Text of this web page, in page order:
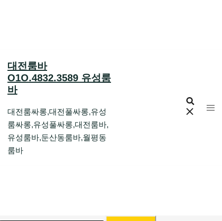
대전룸바
O1O.4832.3589 유성룸
바
대전룸싸롱,대전풀싸롱,유성
룸싸롱,유성풀싸롱,대전룸바,
유성룸바,둔산동룸바,월평동
룸바